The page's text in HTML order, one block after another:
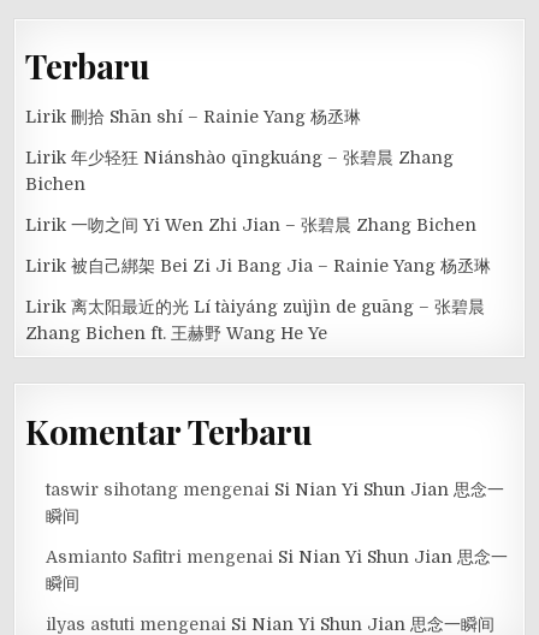
Terbaru
Lirik 刪拾 Shān shí – Rainie Yang 杨丞琳
Lirik 年少轻狂 Niánshào qīngkuáng – 张碧晨 Zhang
Bichen
Lirik 一吻之间 Yi Wen Zhi Jian – 张碧晨 Zhang Bichen
Lirik 被自己綁架 Bei Zi Ji Bang Jia – Rainie Yang 杨丞琳
Lirik 离太阳最近的光 Lí tàiyáng zuìjìn de guāng – 张碧晨
Zhang Bichen ft. 王赫野 Wang He Ye
Komentar Terbaru
taswir sihotang mengenai Si Nian Yi Shun Jian 思念一
瞬间
Asmianto Safitri mengenai Si Nian Yi Shun Jian 思念一
瞬间
ilyas astuti mengenai Si Nian Yi Shun Jian 思念一瞬间